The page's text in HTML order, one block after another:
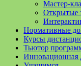
Мастер-
Открытые
Нормативные
Курсы
Тьютор
Инновационная